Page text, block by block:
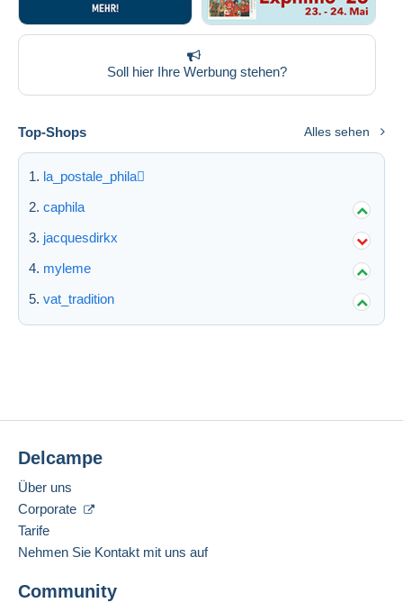
Soll hier Ihre Werbung stehen?
Top-Shops Alles sehen
la_postale_phila
caphila
jacquesdirkx
myleme
vat_tradition
Delcampe
Über uns
Corporate
Tarife
Nehmen Sie Kontakt mit uns auf
Community